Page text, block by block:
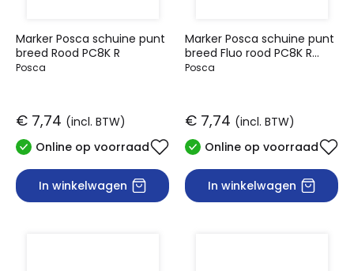
Marker Posca schuine punt
breed Rood PC8K R
Posca
€ 7,74 (incl. BTW)
Online op voorraad
In winkelwagen
Marker Posca schuine punt
breed Fluo rood PC8K R
FLUO
Posca
€ 7,74 (incl. BTW)
Online op voorraad
In winkelwagen